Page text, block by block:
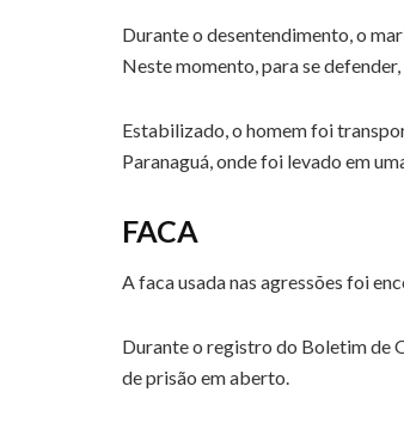
Durante o desentendimento, o
Neste momento, para se
Estabilizado, o homem foi
Paranaguá, onde foi levado em
FACA
A faca usada nas agressões foi
Durante o registro do Boletim de
de prisão em aberto.